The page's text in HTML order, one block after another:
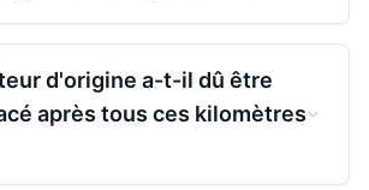
d'origine a-t-il dû être
après tous ces kilomètres